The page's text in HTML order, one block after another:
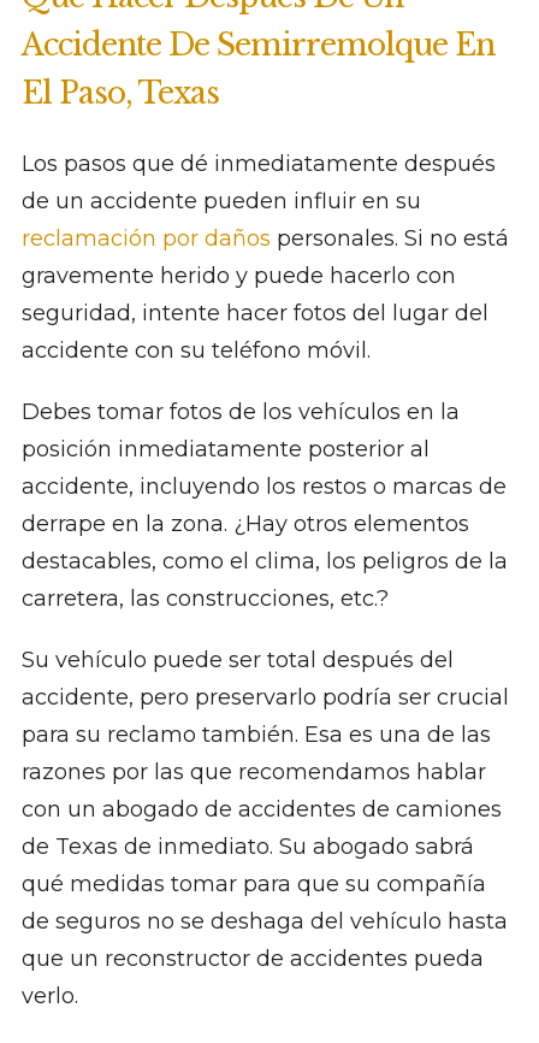
Accidente De Semirremolque En
El Paso, Texas
Los pasos que dé inmediatamente después
de un accidente pueden influir en su
reclamación por daños personales. Si no está
gravemente herido y puede hacerlo con
seguridad, intente hacer fotos del lugar del
accidente con su teléfono móvil.
Debes tomar fotos de los vehículos en la
posición inmediatamente posterior al
accidente, incluyendo los restos o marcas de
derrape en la zona. ¿Hay otros elementos
destacables, como el clima, los peligros de la
carretera, las construcciones, etc.?
Su vehículo puede ser total después del
accidente, pero preservarlo podría ser crucial
para su reclamo también. Esa es una de las
razones por las que recomendamos hablar
con un abogado de accidentes de camiones
de Texas de inmediato. Su abogado sabrá
qué medidas tomar para que su compañía
de seguros no se deshaga del vehículo hasta
que un reconstructor de accidentes pueda
verlo.